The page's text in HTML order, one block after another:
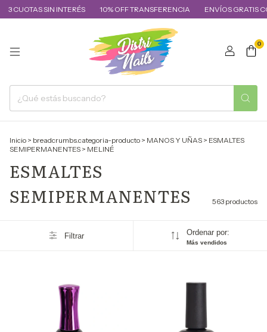
SIN INTERÉS 10% OFF TRANSFERENCIA ENVÍOS GRATIS COMPRAS
0
Inicio > breadcrumbs.categoria-producto > MANOS Y UÑAS > ESMALTES
SEMIPERMANENTES > MELINÉ
ESMALTES
SEMIPERMANENTES
563 productos
Filtrar Ordenar por:
Más vendidos